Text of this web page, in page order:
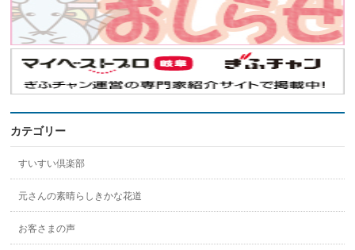
カテゴリー
すいすい倶楽部
元さんの素晴らしきかな花道
お客さまの声